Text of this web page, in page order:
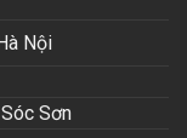
Nội
Sơn